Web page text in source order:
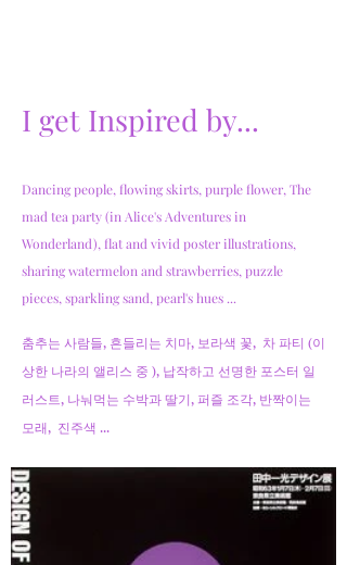
I get Inspired by...
Dancing people, flowing skirts, purple flower, The
mad tea party (in Alice's Adventures in
Wonderland), flat and vivid poster illustrations,
sharing watermelon and strawberries, puzzle
pieces, sparkling sand, pearl's hues ...
춤추는 사람들, 흔들리는 치마, 보라색 꽃, 차 파티 (이
상한 나라의 앨리스 중 ),납작하고 선명한 포스터 일
러스트, 나눠먹는 수박과 딸기, 퍼즐 조각, 반짝이는
모래, 진주색 ...